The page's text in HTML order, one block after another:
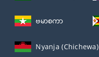
ဗမာစကာ
Nyanja (Chichewa)